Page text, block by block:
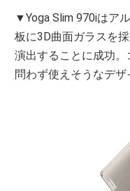
▼Yoga Slim 970iはア
板に3D曲面ガラスを
演出することに成功
問わず使えそうなデザ